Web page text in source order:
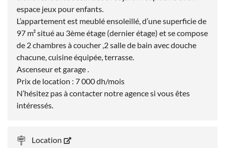
espace jeux pour enfants.
L’appartement est meublé ensoleillé, d’une superficie de
97 m² situé au 3ème étage (dernier étage) et se compose
de 2 chambres à coucher ,2 salle de bain avec douche
chacune, cuisine équipée, terrasse.
Ascenseur et garage .
Prix de location : 7 000 dh/mois
N’hésitez pas à contacter notre agence si vous êtes
intéressés.
Location